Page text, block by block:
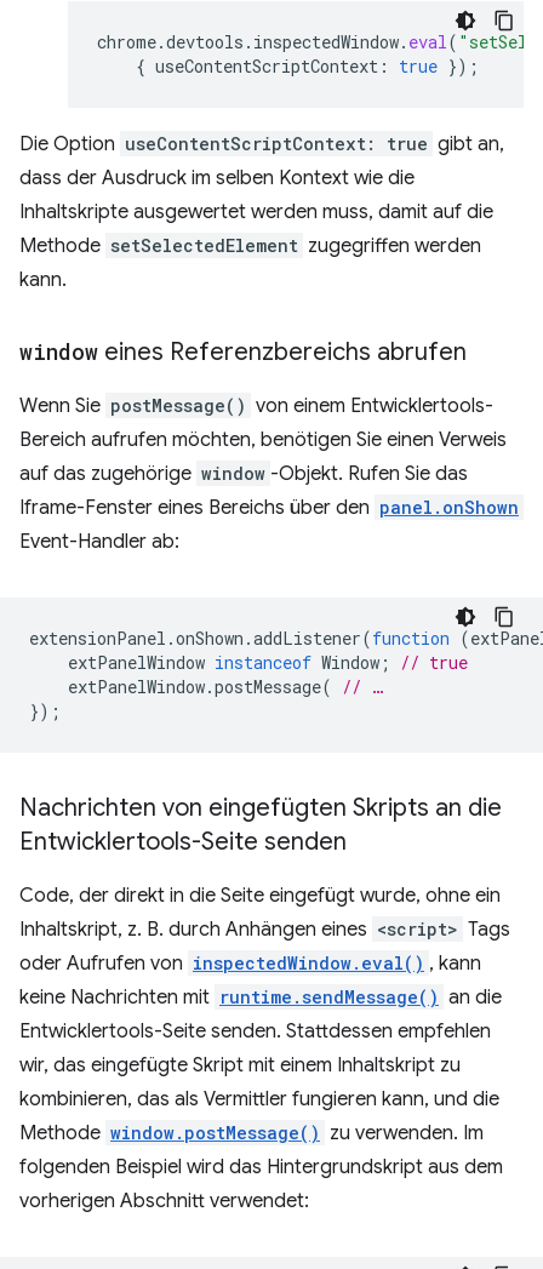
chrome.devtools . inspectedWindow. eval(
{ useContentScriptContext : true });
Die Option useContentScriptContext: true gibt an,
dass der Ausdruck im selben Kontext wie die
Inhaltskripte ausgewertet werden muss, damit auf die
Methode setSelectedElement zugegriffen werden
kann.
window eines Referenzbereichs abrufen
Wenn Sie postMessage() von einem Entwicklertools-
Bereich aufrufen möchten, benötigen Sie einen Verweis
auf das zugehörige window -Objekt. Rufen Sie das
Iframe-Fenster eines Bereichs über den panel.onShown
Event-Handler ab:
extensionPanel .onShown .addListener(function (
extPanelWindow instanceof Window ;
// true
extPanelWindow.postMessage(
// …
});
Nachrichten von eingefügten Skripts an die
Entwicklertools-Seite senden
Code, der direkt in die Seite eingefügt wurde, ohne ein
Inhaltskript, z. B. durch Anhängen eines <script> Tags
oder Aufrufen von inspectedWindow.eval() , kann
keine Nachrichten mit runtime.sendMessage() an die
Entwicklertools-Seite senden. Stattdessen empfehlen
wir, das eingefügte Skript mit einem Inhaltskript zu
kombinieren, das als Vermittler fungieren kann, und die
Methode window.postMessage() zu verwenden. Im
folgenden Beispiel wird das Hintergrundskript aus dem
vorherigen Abschnitt verwendet: